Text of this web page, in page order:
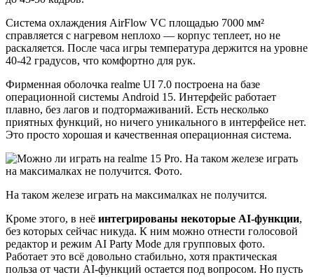
Система охлаждения AirFlow VC площадью 7000 мм²
справляется с нагревом неплохо — корпус теплеет, но не
раскаляется. После часа игры температура держится на уровне
40-42 градусов, что комфортно для рук.
Фирменная оболочка realme UI 7.0 построена на базе
операционной системы Android 15. Интерфейс работает
плавно, без лагов и подтормаживаний. Есть несколько
приятных функций, но ничего уникального в интерфейсе нет.
Это просто хорошая и качественная операционная система.
На таком железе играть на максималках не получится.
Кроме этого, в неё интегрированы некоторые AI-функции,
без которых сейчас никуда. К ним можно отнести голосовой
редактор и режим AI Party Mode для групповых фото.
Работает это всё довольно стабильно, хотя практическая
польза от части AI-функций остается под вопросом. Но пусть